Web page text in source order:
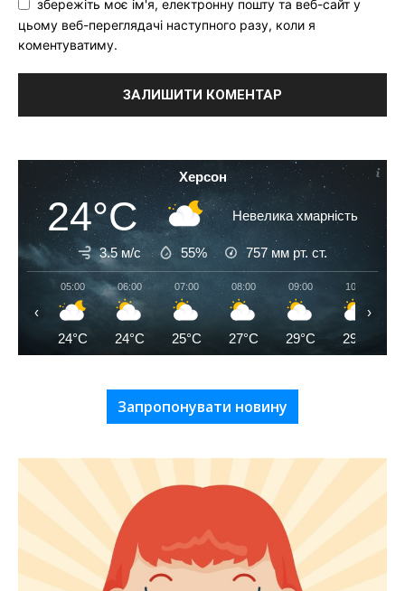
збережіть моє ім'я, електронну пошту та веб-сайт у
цьому веб-переглядачі наступного разу, коли я
коментуватиму.
Херсон
24°C Невелика хмарність
3.5 м/с 55% 757 мм рт. ст.
05:00
24°C
06:00
24°C
07:00
25°C
08:00
27°C
09:00
29°C
10:00
29°C
‹ ›
Запропонувати новину